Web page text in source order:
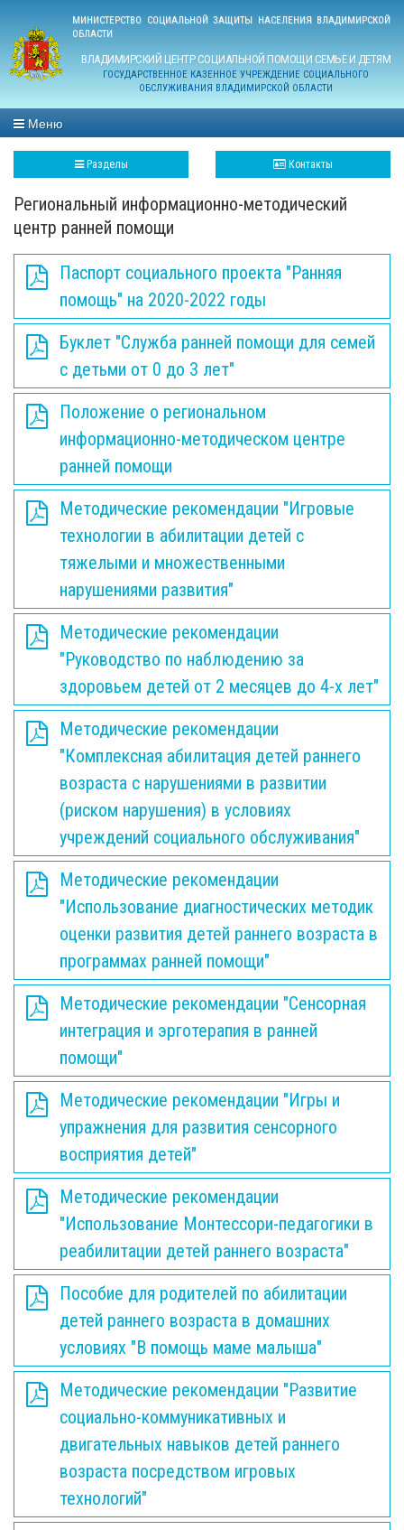
МИНИСТЕРСТВО СОЦИАЛЬНОЙ ЗАЩИТЫ НАСЕЛЕНИЯ ВЛАДИМИРСКОЙ
ОБЛАСТИ
ВЛАДИМИРСКИЙ ЦЕНТР СОЦИАЛЬНОЙ ПОМОЩИ СЕМЬЕ И ДЕТЯМ
ГОСУДАРСТВЕННОЕ КАЗЕННОЕ УЧРЕЖДЕНИЕ СОЦИАЛЬНОГО
ОБСЛУЖИВАНИЯ ВЛАДИМИРСКОЙ ОБЛАСТИ
Меню
Разделы Контакты
Региональный информационно-методический
центр ранней помощи
Паспорт социального проекта "Ранняя
помощь" на 2020-2022 годы
Буклет "Служба ранней помощи для семей
с детьми от 0 до 3 лет"
Положение о региональном
информационно-методическом центре
ранней помощи
Методические рекомендации "Игровые
технологии в абилитации детей с
тяжелыми и множественными
нарушениями развития"
Методические рекомендации
"Руководство по наблюдению за
здоровьем детей от 2 месяцев до 4-х лет"
Методические рекомендации
"Комплексная абилитация детей раннего
возраста с нарушениями в развитии
(риском нарушения) в условиях
учреждений социального обслуживания"
Методические рекомендации
"Использование диагностических методик
оценки развития детей раннего возраста в
программах ранней помощи"
Методические рекомендации "Сенсорная
интеграция и эрготерапия в ранней
помощи"
Методические рекомендации "Игры и
упражнения для развития сенсорного
восприятия детей"
Методические рекомендации
"Использование Монтессори-педагогики в
реабилитации детей раннего возраста"
Пособие для родителей по абилитации
детей раннего возраста в домашних
условиях "В помощь маме малыша"
Методические рекомендации "Развитие
социально-коммуникативных и
двигательных навыков детей раннего
возраста посредством игровых
технологий"